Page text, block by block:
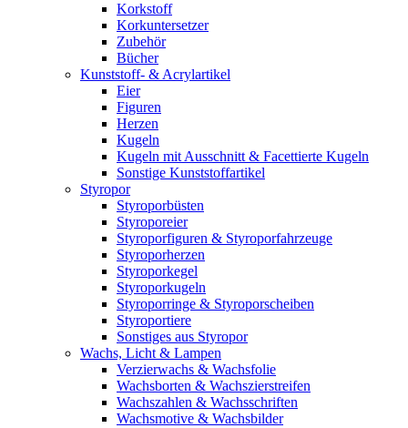
Korkstoff
Korkuntersetzer
Zubehör
Bücher
Kunststoff- & Acrylartikel
Eier
Figuren
Herzen
Kugeln
Kugeln mit Ausschnitt & Facettierte Kugeln
Sonstige Kunststoffartikel
Styropor
Styroporbüsten
Styroporeier
Styroporfiguren & Styroporfahrzeuge
Styroporherzen
Styroporkegel
Styroporkugeln
Styroporringe & Styroporscheiben
Styroportiere
Sonstiges aus Styropor
Wachs, Licht & Lampen
Verzierwachs & Wachsfolie
Wachsborten & Wachszierstreifen
Wachszahlen & Wachsschriften
Wachsmotive & Wachsbilder